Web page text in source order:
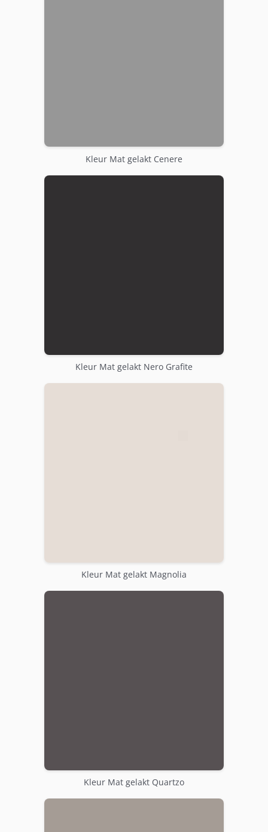
Kleur Mat gelakt Cenere
Kleur Mat gelakt Nero Grafite
Kleur Mat gelakt Magnolia
Kleur Mat gelakt Quartzo